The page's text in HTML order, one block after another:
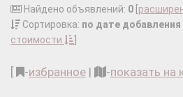
Найдено объявлений: 0
Сортировка: по дате добавления
стоимости
-избранное | -показать на